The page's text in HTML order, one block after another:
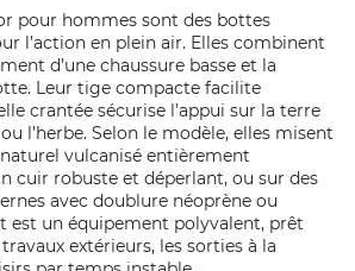
pour hommes sont des bottes
l’action en plein air. Elles combinent
d’une chaussure basse et la
Leur tige compacte facilite
crantée sécurise l’appui sur la terre
l’herbe. Selon le modèle, elles misent
vulcanisé entièrement
cuir robuste et déperlant, ou sur des
avec doublure néoprène ou
est un équipement polyvalent, prêt
extérieurs, les sorties à la